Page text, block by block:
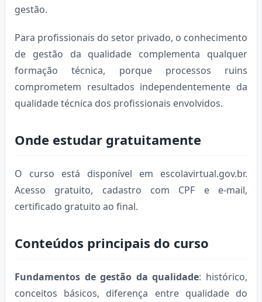
gestão.
Para profissionais do setor privado, o conhecimento
de gestão da qualidade complementa qualquer
formação técnica, porque processos ruins
comprometem resultados independentemente da
qualidade técnica dos profissionais envolvidos.
Onde estudar gratuitamente
O curso está disponível em escolavirtual.gov.br.
Acesso gratuito, cadastro com CPF e e-mail,
certificado gratuito ao final.
Conteúdos principais do curso
Fundamentos de gestão da qualidade: histórico,
conceitos básicos, diferença entre qualidade do